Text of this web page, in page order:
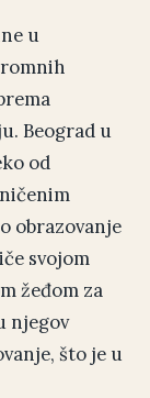
u
Beograd u
od
obrazovanje
svojom
žeđom za
njegov
što je u